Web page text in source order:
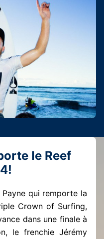
le Reef
Payne qui remporte la
Crown of Surfing,
dans une finale à
le frenchie Jérémy